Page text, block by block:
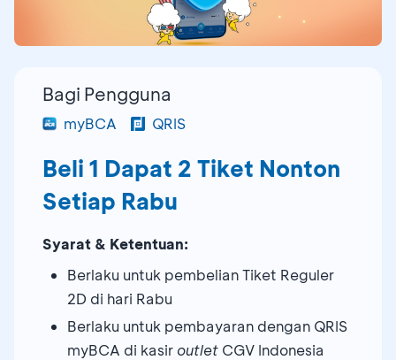
Bagi Pengguna
myBCA QRIS
Beli 1 Dapat 2 Tiket Nonton
Setiap Rabu
Syarat & Ketentuan:
Berlaku untuk pembelian Tiket Reguler
2D di hari Rabu
Berlaku untuk pembayaran dengan QRIS
myBCA di kasir outlet CGV Indonesia